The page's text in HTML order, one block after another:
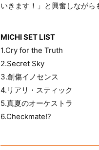
いきます！」と興奮しながら
MICHI SET LIST
1.Cry for the Truth
2.Secret Sky
3.創傷イノセンス
4.リアリ・スティック
5.真夏のオーケストラ
6.Checkmate!?